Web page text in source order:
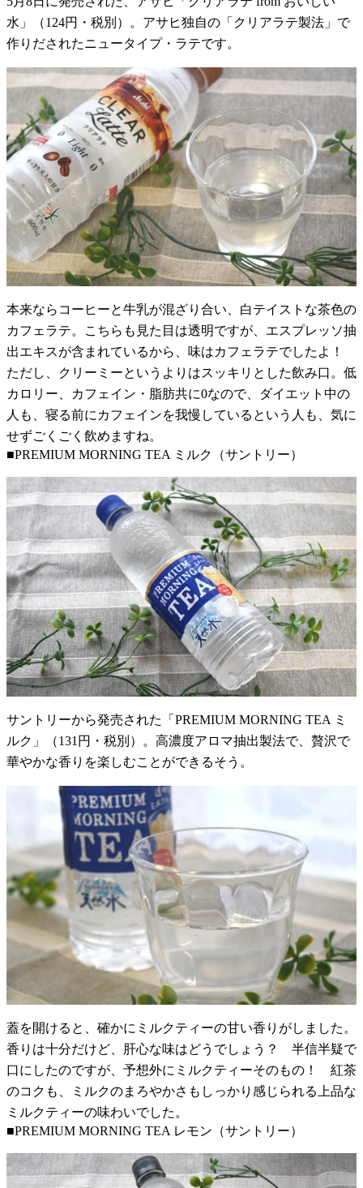
水」（124円・税別）。アサヒ独自の「クリアラテ製法」で
作りだされたニュータイプ・ラテです。
本来ならコーヒーと牛乳が混ざり合い、白テイストな茶色の
カフェラテ。こちらも見た目は透明ですが、エスプレッソ抽
出エキスが含まれているから、味はカフェラテでしたよ！
ただし、クリーミーというよりはスッキリとした飲み口。低
カロリー、カフェイン・脂肪共に0なので、ダイエット中の
人も、寝る前にカフェインを我慢しているという人も、気に
せずごくごく飲めますね。
■PREMIUM MORNING TEA ミルク（サントリー）
サントリーから発売された「PREMIUM MORNING TEA ミ
ルク」（131円・税別）。高濃度アロマ抽出製法で、贅沢で
華やかな香りを楽しむことができるそう。
蓋を開けると、確かにミルクティーの甘い香りがしました。
香りは十分だけど、肝心な味はどうでしょう？ 半信半疑で
口にしたのですが、予想外にミルクティーそのもの！ 紅茶
のコクも、ミルクのまろやかさもしっかり感じられる上品な
ミルクティーの味わいでした。
■PREMIUM MORNING TEA レモン（サントリー）